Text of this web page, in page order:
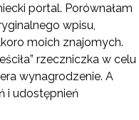
portal. Porównałam
wpisu,
moich znajomych.
rzeczniczka w celu
wynagrodzenie. A
i udostępnień